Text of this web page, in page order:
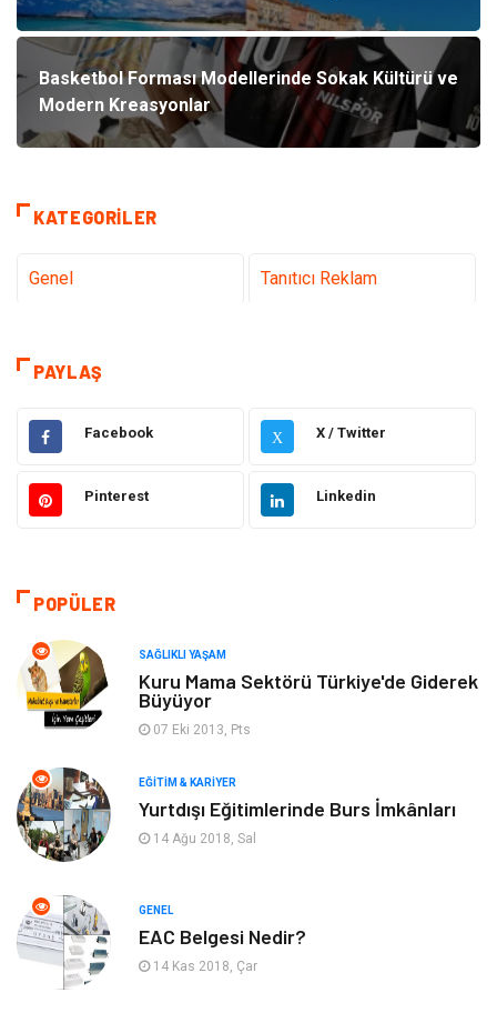
Basketbol Forması Modellerinde Sokak Kültürü ve
Modern Kreasyonlar
KATEGORILER
Genel Tanıtıcı Reklam
Hukuk Emlak
Otomotiv Sağlıklı Yaşam
Moda
Makine Yeme & İçme
Elektronik
Giyim
Ev Dekorasyon
Finans & Ekonomi
Anne & Çocuk
PAYLAŞ
Facebook X X / Twitter
Pinterest Linkedin
POPÜLER
SAĞLIKLI YAŞAM
Kuru Mama Sektörü Türkiye'de Giderek
Büyüyor
07 Eki 2013, Pts
EĞITIM & KARIYER
Yurtdışı Eğitimlerinde Burs İmkânları
14 Ağu 2018, Sal
GENEL
EAC Belgesi Nedir?
14 Kas 2018, Çar